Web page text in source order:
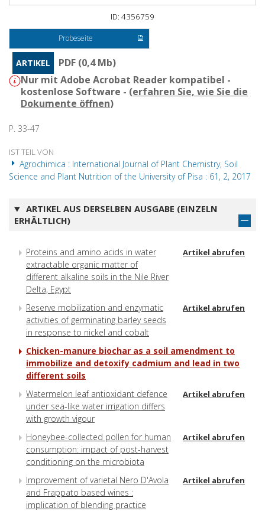
ID: 4356759
Probeseite
ARTIKEL
PDF (0,4 Mb)
Nur mit Adobe Acrobat Reader kompatibel -
kostenlose Software - (erfahren Sie, wie Sie die
Dokumente öffnen)
P. 33-47
IST TEIL VON
Agrochimica : International Journal of Plant Chemistry, Soil
Science and Plant Nutrition of the University of Pisa : 61, 2, 2017
ARTIKEL AUS DERSELBEN AUSGABE (EINZELN
ERHÄLTLICH)
Proteins and amino acids in water
extractable organic matter of
different alkaline soils in the Nile River
Delta, Egypt
Artikel abrufen
Reserve mobilization and enzymatic
activities of germinating barley seeds
in response to nickel and cobalt
Artikel abrufen
Chicken-manure biochar as a soil amendment to
immobilize and detoxify cadmium and lead in two
different soils
Watermelon leaf antioxidant defence
under sea-like water irrigation differs
with growth vigour
Artikel abrufen
Honeybee-collected pollen for human
consumption: impact of post-harvest
conditioning on the microbiota
Artikel abrufen
Improvement of varietal Nero D'Avola
and Frappato based wines :
implication of blending practice
Artikel abrufen